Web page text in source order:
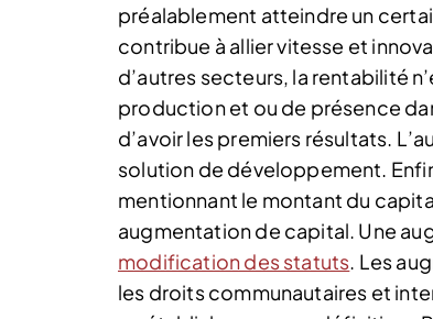
préalablement atteindre un
contribue à allier vitesse et
d’autres secteurs, la rentabilité
production et ou de présence
d’avoir les premiers résultats.
solution de développement.
mentionnant le montant du
augmentation de capital. Une
modification des statuts. Les
les droits communautaires et